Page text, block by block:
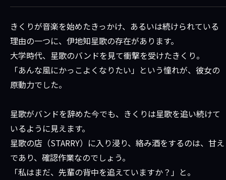
きくりが音楽を始めたきっかけ、あるいは続けられている
理由の一つに、伊地知星歌の存在があります。
大学時代、星歌のバンドを見て衝撃を受けたきくり。
「あんな風にかっこよくなりたい」という憧れが、彼女の
原動力でした。
星歌がバンドを辞めた今でも、きくりは星歌を追い続けて
いるように見えます。
星歌の店（STARRY）に入り浸り、絡み酒をするのは、甘え
であり、確認作業なのでしょう。
「私はまだ、先輩の背中を追えていますか？」と。